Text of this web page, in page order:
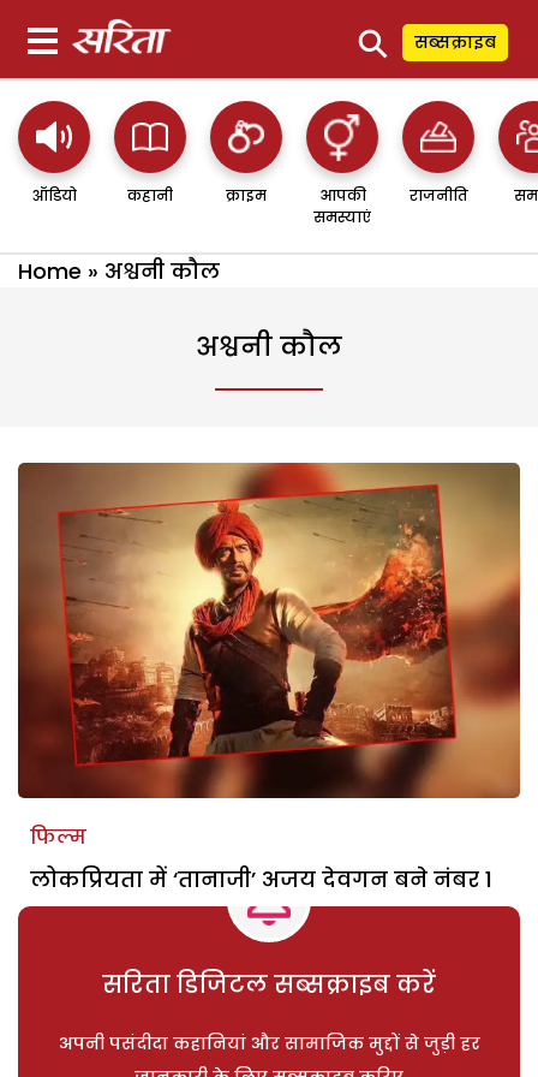
⚲ सब्सक्राइब
ऑडियो कहानी क्राइम
आपकी
समस्याएं
राजनीति
Home » अश्वनी कौल
अश्वनी कौल
फिल्म
लोकप्रियता में ‘तानाजी’ अजय देवगन बने नंबर 1
सरिता डिजिटल सब्सक्राइब करें
अपनी पसंदीदा कहानियां और सामाजिक मुद्दों से जुड़ी हर